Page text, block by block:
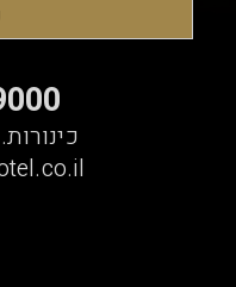
כינורות.